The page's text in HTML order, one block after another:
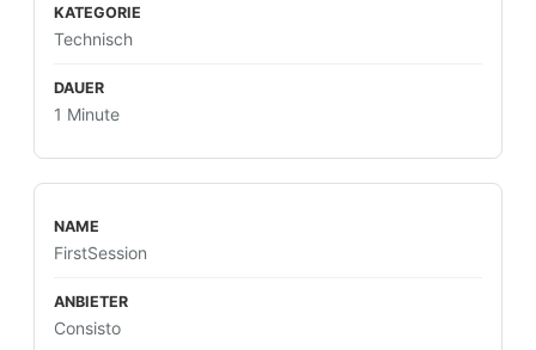
Technisch
1 Minute
FirstSession
Consisto